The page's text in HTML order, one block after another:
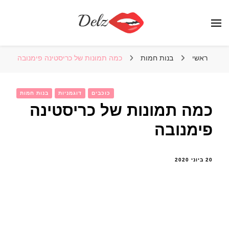
ראשי בנות חמות כמה תמונות של כריסטינה פימנובה
בנות חמות דוגמניות כוכבים
כמה תמונות של כריסטינה
פימנובה
20 ביוני 2020